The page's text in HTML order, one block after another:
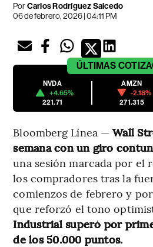
PorCarlos Rodríguez Salcedo
06 de febrero, 2026 | 04:11 PM
ÚLTIMAS
NVDA
+4.65%
221.71
AMZN
-2.18%
271.315
Bloomberg Línea —Wall
semana con un giro
una sesión marcada por el
los compradores tras la
comienzos de febrero y
que reforzó el tono
Industrial superó por
de los 50.000 puntos.